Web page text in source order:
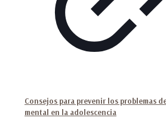
Consejos para prevenir los problemas
mental en la adolescencia